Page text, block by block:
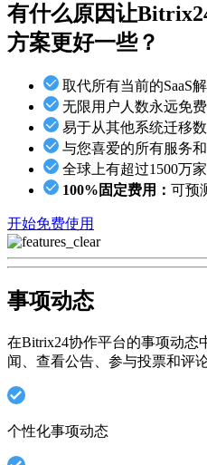
有什么原因让
方案更好一些？
取代所有当前的SaaS
无限用户人数永远免费
易于从其他系统迁移
与您喜爱的所有服务
全球上有超过1500万
100%固定费用： 可预
开始免费使用
事项动态
在Bitrix24协作平台的事项动态
闻、查看公告、参与投票和评
个性化事项动态